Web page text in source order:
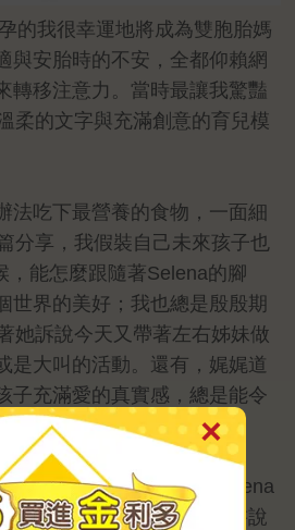
的我很幸運地將成為雙胞胎媽
與安胎時的不安，全都仰賴網
轉移注意力。當時最讓我驚豔
柔的文字與充滿創意的育兒模
法吃下最營養的食物，一面細
分享，我假裝自己未來孩子也
，能怎麼跟隨著Selena的腳
世界的美好；我也總是殷殷期
她訴說今天又帶著左右姊妹做
是大叫的活動。還有，娓娓道
子充滿愛的真實感，總是能令
場的我很幸運地接手了Selena
休日》的編輯工作。這本書說